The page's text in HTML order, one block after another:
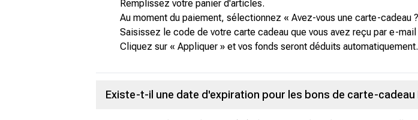
Remplissez votre panier d'articles.
Au moment du paiement, sélectionnez « Avez-vous une carte-cadeau
Saisissez le code de votre carte cadeau que vous avez reçu par e-mail
Cliquez sur « Appliquer » et vos fonds seront déduits automatiquement.
Existe-t-il une date d'expiration pour les bons de carte-cadeau